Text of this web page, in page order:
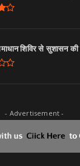
शिविर से सुशासन
- Advertisement -